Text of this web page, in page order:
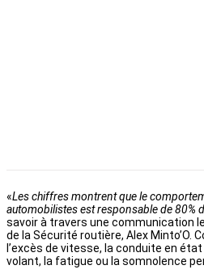
«Les chiffres montrent que le
automobilistes est responsable de 80%
savoir à travers une communication
de la Sécurité routière, Alex Minto’O.
l’excès de vitesse, la conduite en
volant, la fatigue ou la somnolence